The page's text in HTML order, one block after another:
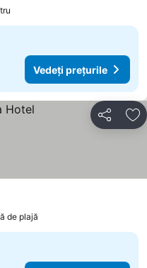
Vedeți prețurile
Distribuiți
de plajă